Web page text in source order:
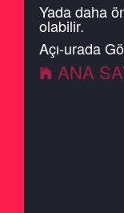
Yada daha
olabilir.
Açı-urada
ANA